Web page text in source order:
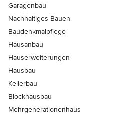
Garagenbau
Nachhaltiges Bauen
Baudenkmalpflege
Hausanbau
Hauserweiterungen
Hausbau
Kellerbau
Blockhausbau
Mehrgenerationenhaus